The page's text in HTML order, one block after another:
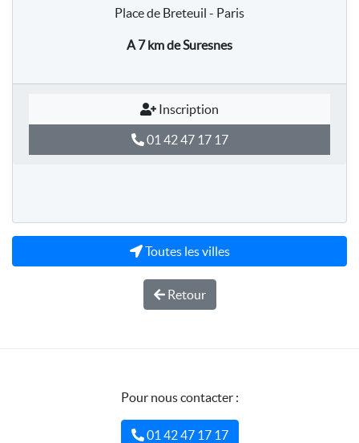
Place de Breteuil - Paris
A 7 kmde Suresnes
Inscription
01 42 47 17 17
Toutes les villes
Retour
Pour nous contacter :
01 42 47 17 17